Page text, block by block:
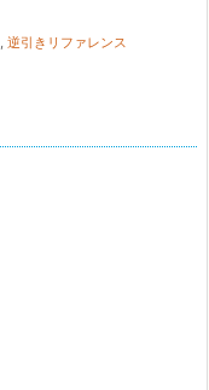
, 逆引きリファレンス